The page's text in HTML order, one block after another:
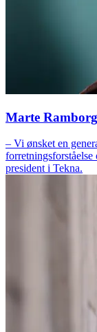
Marte
– Vi ønsket en
forretningsforståelse
president i Tekna.